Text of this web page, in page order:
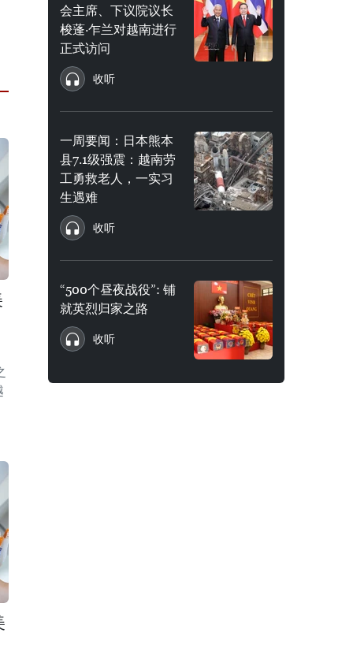
会主席、下议院议长
梭蓬·乍兰对越南进行
正式访问
收听
一周要闻：日本熊本
县7.1级强震：越南劳
工勇救老人，一实习
生遇难
收听
“500个昼夜战役”: 铺
就英烈归家之路
收听